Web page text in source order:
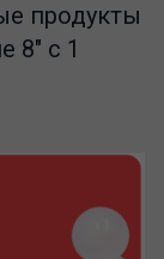
продукты
8" с 1